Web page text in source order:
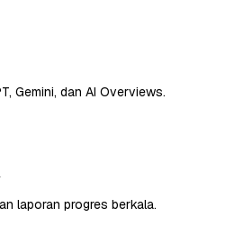
Gemini, dan AI Overviews.
laporan progres berkala.